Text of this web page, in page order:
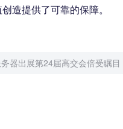
造提供了可靠的保障。
器出展第24届高交会倍受瞩目